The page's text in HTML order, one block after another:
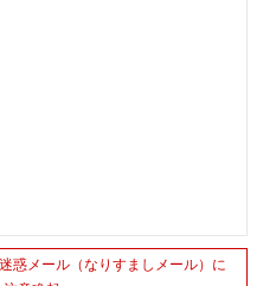
惑メール（なりすましメール）に